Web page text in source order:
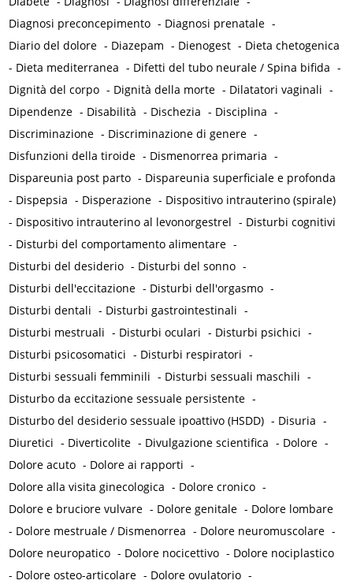
Diagnosi preconcepimento - Diagnosi prenatale -
Diario del dolore - Diazepam - Dienogest - Dieta chetogenica
- Dieta mediterranea - Difetti del tubo neurale / Spina bifida -
Dignità del corpo - Dignità della morte - Dilatatori vaginali -
Dipendenze - Disabilità - Dischezia - Disciplina -
Discriminazione - Discriminazione di genere -
Disfunzioni della tiroide - Dismenorrea primaria -
Dispareunia post parto - Dispareunia superficiale e profonda
- Dispepsia - Disperazione - Dispositivo intrauterino (spirale)
- Dispositivo intrauterino al levonorgestrel - Disturbi cognitivi
- Disturbi del comportamento alimentare -
Disturbi del desiderio - Disturbi del sonno -
Disturbi dell'eccitazione - Disturbi dell'orgasmo -
Disturbi dentali - Disturbi gastrointestinali -
Disturbi mestruali - Disturbi oculari - Disturbi psichici -
Disturbi psicosomatici - Disturbi respiratori -
Disturbi sessuali femminili - Disturbi sessuali maschili -
Disturbo da eccitazione sessuale persistente -
Disturbo del desiderio sessuale ipoattivo (HSDD) - Disuria -
Diuretici - Diverticolite - Divulgazione scientifica - Dolore -
Dolore acuto - Dolore ai rapporti -
Dolore alla visita ginecologica - Dolore cronico -
Dolore e bruciore vulvare - Dolore genitale - Dolore lombare
- Dolore mestruale / Dismenorrea - Dolore neuromuscolare -
Dolore neuropatico - Dolore nocicettivo - Dolore nociplastico
- Dolore osteo-articolare - Dolore ovulatorio -